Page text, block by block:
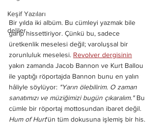
Keşif Yazıları
deliler
Bir yılda iki albüm. Bu cümleyi yazmak bile
garip hissettiriyor. Çünkü bu, sadece
üretkenlik meselesi değil; varoluşsal bir
zorunluluk meselesi. Revolver dergisinin
yakın zamanda Jacob Bannon ve Kurt Ballou
ile yaptığı röportajda Bannon bunu en yalın
hâliyle söylüyor: "Yarın ölebilirim. O zaman
sanatımızı ve müziğimizi bugün çıkaralım." Bu
cümle bir röportaj mottosundan ibaret değil.
Hum of Hurt'ün tüm dokusuna işlemiş bir his.